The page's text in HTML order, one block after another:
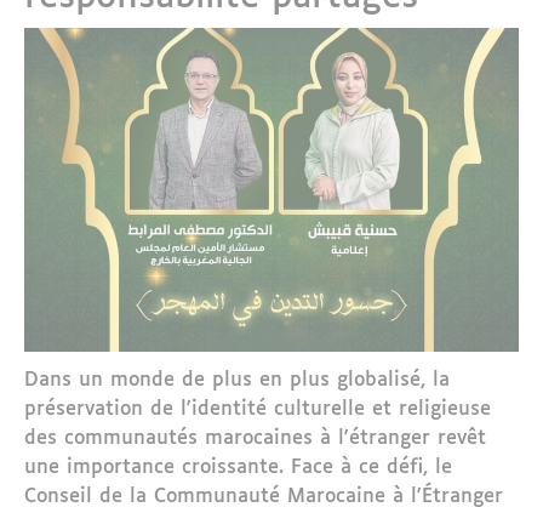
Dans un monde de plus en plus globalisé, la
préservation de l'identité culturelle et religieuse
des communautés marocaines à l'étranger revêt
une importance croissante. Face à ce défi, le
Conseil de la Communauté Marocaine à l'Étranger